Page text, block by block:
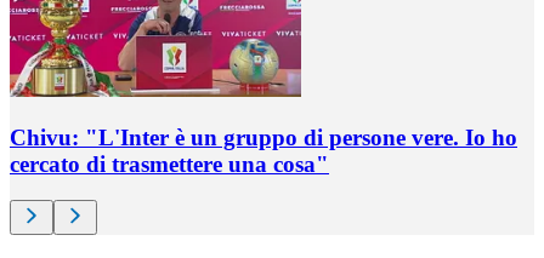
Chivu: "L'Inter è un gruppo di persone vere. Io ho
cercato di trasmettere una cosa"